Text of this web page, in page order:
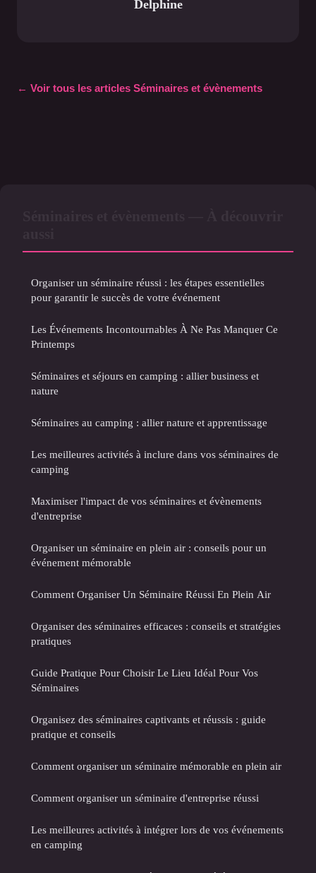
Delphine
← Voir tous les articles Séminaires et évènements
Organiser un séminaire réussi : les étapes essentielles
pour garantir le succès de votre événement
Les Événements Incontournables À Ne Pas Manquer Ce
Printemps
Séminaires et séjours en camping : allier business et
nature
Séminaires au camping : allier nature et apprentissage
Les meilleures activités à inclure dans vos séminaires de
camping
Maximiser l'impact de vos séminaires et évènements
d'entreprise
Organiser un séminaire en plein air : conseils pour un
événement mémorable
Comment Organiser Un Séminaire Réussi En Plein Air
Organiser des séminaires efficaces : conseils et stratégies
pratiques
Guide Pratique Pour Choisir Le Lieu Idéal Pour Vos
Séminaires
Organisez des séminaires captivants et réussis : guide
pratique et conseils
Comment organiser un séminaire mémorable en plein air
Comment organiser un séminaire d'entreprise réussi
Les meilleures activités à intégrer lors de vos événements
en camping